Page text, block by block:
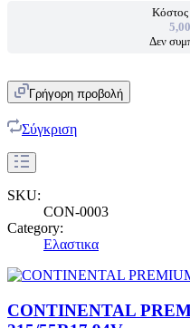
Κόστος
Δεν
Γρήγορη προβολή
Σύγκριση
SKU:
CON-0003
Category:
Ελαστικα
CONTINENTAL